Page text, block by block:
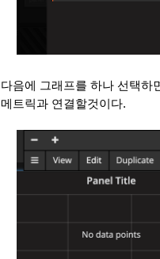
다음에 그래프를 하나 선택하
메트릭과 연결할것이다.